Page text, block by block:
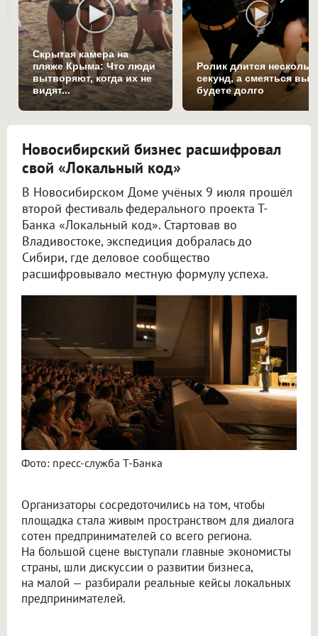
Скрытая камера на
пляже Крыма: Что люди
вытворяют, когда их не
видят...
Ролик длится
секунд, а смеяться вы
будете долго
Новосибирский бизнес расшифровал
свой «Локальный код»
В Новосибирском Доме учёных 9 июля прошёл
второй фестиваль федерального проекта Т-
Банка «Локальный код». Стартовав во
Владивостоке, экспедиция добралась до
Сибири, где деловое сообщество
расшифровывало местную формулу успеха.
Фото: пресс-служба Т-Банка
Организаторы сосредоточились на том, чтобы
площадка стала живым пространством для диалога
сотен предпринимателей со всего региона.
На большой сцене выступали главные экономисты
страны, шли дискуссии о развитии бизнеса,
на малой — разбирали реальные кейсы локальных
предпринимателей.